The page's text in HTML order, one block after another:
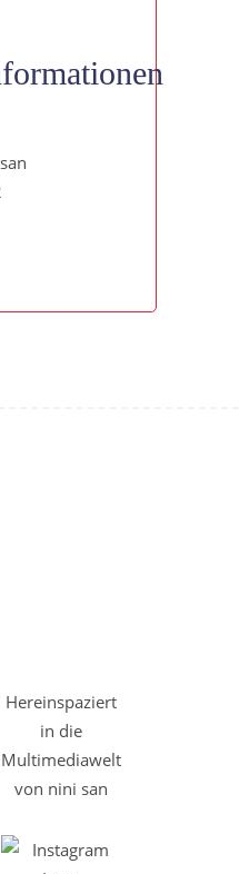
Hereinspaziert
in die
Multimediawelt
von nini san